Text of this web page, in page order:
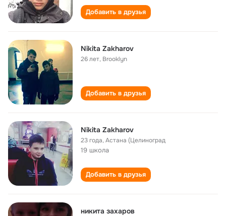
Добавить в друзья
Nikita Zakharov
26 лет, Brooklyn
Добавить в друзья
Nikita Zakharov
23 года,Астана (Целиноград
19 школа
Добавить в друзья
никита захаров